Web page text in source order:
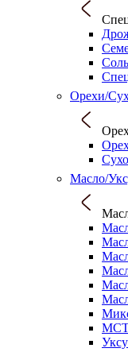
Соль
Орехи/
Масло/